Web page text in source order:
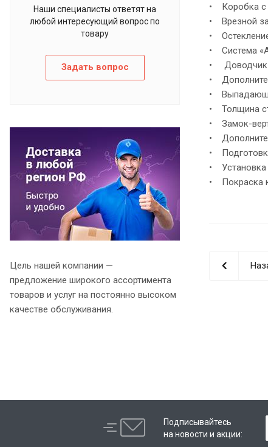
• Коробка с
• Врезной
•
• Система
• Доводчик
•
•
• Толщина
• Замок-
•
•
• Установка
• Покраска
Наши специалисты ответят на
любой интересующий вопрос по
товару
Задать вопрос
Цель нашей компании —
предложение широкого ассортимента
товаров и услуг на постоянно высоком
качестве обслуживания.
Подписывайтесь
на новости и акции: